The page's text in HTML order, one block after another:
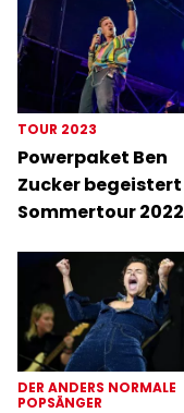
TOUR 2023
Powerpaket Ben
Zucker
Sommertour 2022
DER ANDERS NORMALE
POPSÄNGER